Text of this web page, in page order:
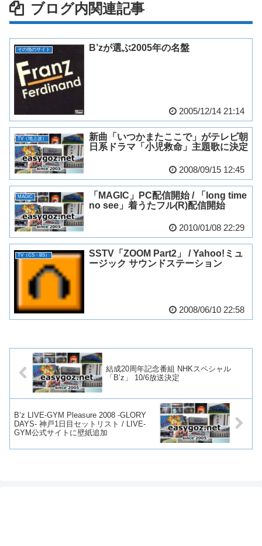
ブログ内関連記事
その他のサイト B’zが選ぶ2005年の名盤
2005/12/14 21:14
TV（地上波）
新曲「いつかまたここで」がテレビ朝
日系ドラマ「小児救命」主題歌に決定
2008/09/15 12:45
MAGIC
「MAGIC」PC配信開始 / 「long time
no see」着うたフル(R)配信開始
2010/01/08 22:29
TV（CS・BS）
SSTV「ZOOM Part2」 / Yahoo!ミュ
ージック サウンドステーション
2008/06/10 22:58
結成20周年記念番組 NHKスペシャル
「B’z」 10/6放送決定
B’z LIVE-GYM Pleasure 2008 -GLORY
DAYS- 神戸1日目セットリスト / LIVE-
GYM公式サイトに壁紙追加